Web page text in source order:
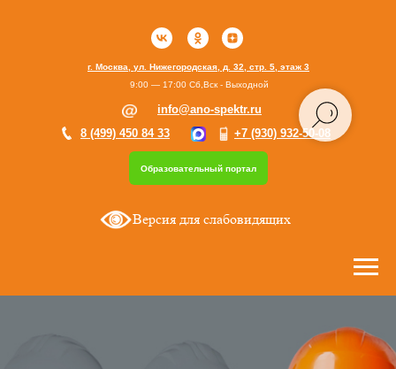
Образовательный портал
г. Москва, ул. Нижегородская, д. 32, стр. 5, этаж 3
+7 (930) 932-50-08
8 (499) 450 84 33
info@ano-spektr.ru
9:00 — 17:00 Сб,Вск - Выходной
Версия для слабовидящих